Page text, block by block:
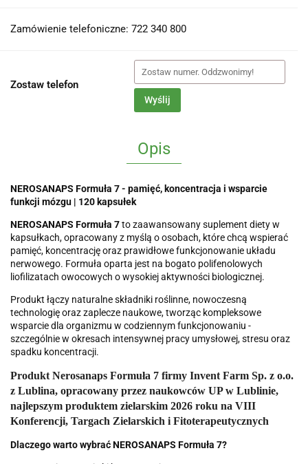
Zamówienie telefoniczne: 722 340 800
Zostaw telefon
Wyślij
Opis
NEROSANAPS Formuła 7 - pamięć, koncentracja i wsparcie
funkcji mózgu | 120 kapsułek
NEROSANAPS Formuła 7to zaawansowany suplement diety w
kapsułkach, opracowany z myślą o osobach, które chcą wspierać
pamięć, koncentrację oraz prawidłowe funkcjonowanie układu
nerwowego. Formuła oparta jest na bogato polifenolowych
liofilizatach owocowych o wysokiej aktywności biologicznej.
Produkt łączy naturalne składniki roślinne, nowoczesną
technologię oraz zaplecze naukowe, tworząc kompleksowe
wsparcie dla organizmu w codziennym funkcjonowaniu -
szczególnie w okresach intensywnej pracy umysłowej, stresu oraz
spadku koncentracji.
Produkt Nerosanaps Formuła 7 firmy Invent Farm Sp. z o.o.
z Lublina, opracowany przez naukowców UP w Lublinie,
najlepszym produktem zielarskim 2026 roku na VIII
Konferencji, Targach Zielarskich i Fitoterapeutycznych
Dlaczego warto wybrać NEROSANAPS Formuła 7?